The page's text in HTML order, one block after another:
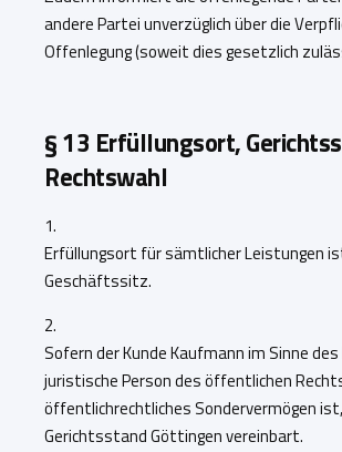
andere Partei unverzüglich über die
Offenlegung (soweit dies gesetzlich
§13 Erfüllungsort,
Rechtswahl
1.
Erfüllungsort für sämtlicher Leistungen
Geschäftssitz.
2.
Sofern der Kunde Kaufmann im Sinne des
juristische Person des öffentlichen
öffentlichrechtliches Sondervermögen
Gerichtsstand Göttingen vereinbart.